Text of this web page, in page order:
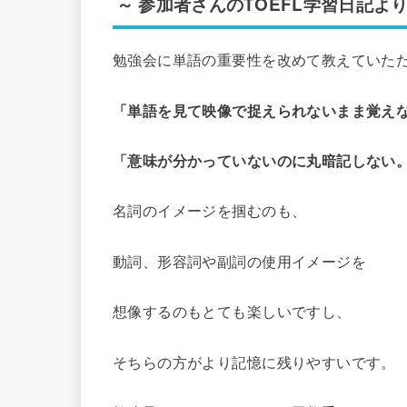
勉強会に単語の重要性を改めて教えていた
「単語を見て映像で捉えられないまま覚え
「意味が分かっていないのに丸暗記しない。
名詞のイメージを掴むのも、
動詞、形容詞や副詞の使用イメージを
想像するのもとても楽しいですし、
そちらの方がより記憶に残りやすいです。